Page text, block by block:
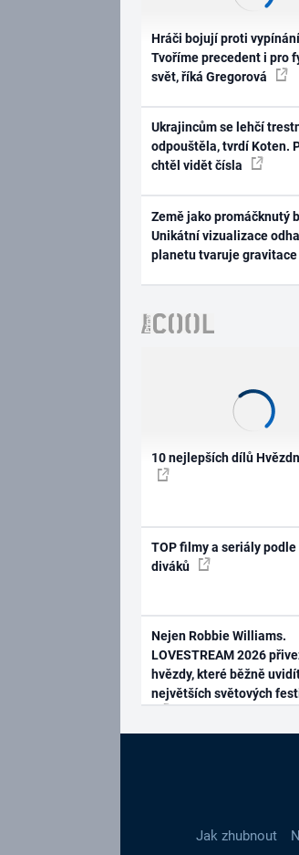
Hráči bojují proti
Tvoříme precedent i pro
svět, říká Gregorová
Ukrajincům se lehčí
odpouštěla, tvrdí Koten.
chtěl vidět čísla
Země jako promáčknutý
Unikátní vizualizace
planetu tvaruje gravitace
10 nejlepších dílů
TOP filmy a seriály
diváků
Nejen Robbie Williams.
LOVESTREAM 2026
hvězdy, které běžně
největších světových
Jak zhubnout